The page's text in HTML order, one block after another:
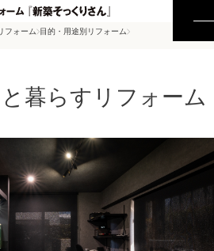
フォーム 目的・用途別リフォーム
暮らす リフォーム